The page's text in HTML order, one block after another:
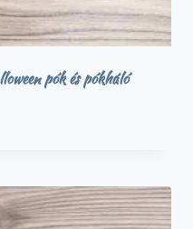
pók és pókháló